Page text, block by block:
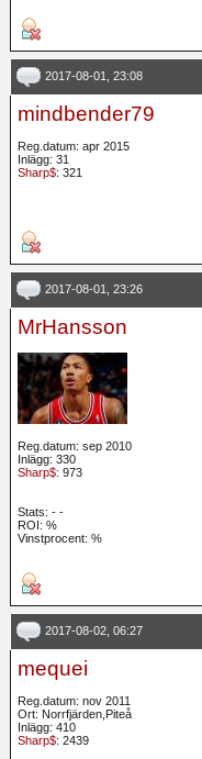
2017-08-01, 23:08
mindbender79
Reg.datum: apr 2015
Inlägg: 31
Sharp$: 321
2017-08-01, 23:26
MrHansson
Reg.datum: sep 2010
Inlägg: 330
Sharp$: 973
Stats: - -
ROI: %
Vinstprocent: %
2017-08-02, 06:27
mequei
Reg.datum: nov 2011
Ort: Norrfjärden,Piteå
Inlägg: 410
Sharp$: 2439